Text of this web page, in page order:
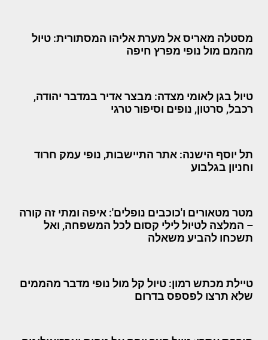
מסטלה מאריס אל מערת אליהו המסתורית: טיול
מהמם מול נופי מפרץ חיפה
טיול בגן לאומי מצדה: מבצר אדיר במדבר יהודה,
רכבל, סרטון, נופים וסיפור טרגי
תל יוסף הישנה: אתר התיישבות, נופי עמק חרוד
וחניון בגלבוע
מטר מטאורים ו'כוכבים נופלים': איפה ומתי זה קורה
– המלצה לטיול לילי קסום לכל המשפחה, ואל
תשכחו להביע משאלה
טיילת מכתש רמון: טיול קל מול נופי מדבר מהממים
שלא תרצו לפספס בדרום